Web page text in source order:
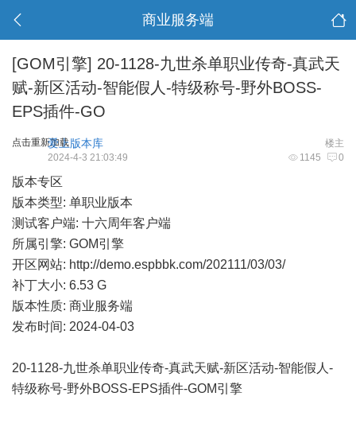
商业服务端
[GOM引擎] 20-1128-九世杀单职业传奇-真武天
赋-新区活动-智能假人-特级称号-野外BOSS-
EPS插件-GO
点击重新加载 楼主
爱上版本库
1145 0
2024-4-3 21:03:49
版本专区
版本类型: 单职业版本
测试客户端: 十六周年客户端
所属引擎: GOM引擎
开区网站: http://demo.espbbk.com/202111/03/03/
补丁大小: 6.53 G
版本性质: 商业服务端
发布时间: 2024-04-03
20-1128-九世杀单职业传奇-真武天赋-新区活动-智能假人-
特级称号-野外BOSS-EPS插件-GOM引擎